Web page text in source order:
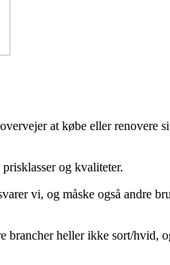
at købe eller renovere
og kvaliteter.
vi, og måske også andre
brancher heller ikke sort/hvid,